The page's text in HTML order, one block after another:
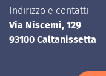
Indirizzo e contatti
Via Niscemi, 129
93100 Caltanissetta